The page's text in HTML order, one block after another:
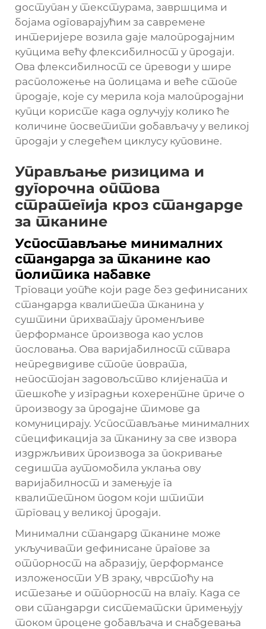
доступан у текстурама, завршцима и
бојама одговарајућим за савремене
интеријере возила даје малопродајним
купцима већу флексибилност у продаји.
Ова флексибилност се преводи у шире
расположење на полицама и веће стопе
продаје, које су мерила која малопродајни
купци користе када одлучују колико ће
количине посветити добављачу у великој
продаји у следећем циклусу куповине.
Управљање ризицима и
дугорочна оптова
стратегија кроз стандарде
за тканине
Успостављање минималних
стандарда за тканине као
политика набавке
Трговаци уопће који раде без дефинисаних
стандарда квалитета тканина у
суштини прихватају променљиве
перформансе производа као услов
пословања. Ова варијабилност ствара
непредвидиве стопе поврата,
непостојан задовољство клијената и
тешкоће у изградњи кохерентне приче о
производу за продајне тимове да
комуницирају. Успостављање минималних
спецификација за тканину за све извора
издржљивих производа за покривање
седишта аутомобила уклања ову
варијабилност и замењује га
квалитетном подом који штити
трговац у великој продаји.
Минимални стандард тканине може
укључивати дефинисане прагове за
отпорност на абразију, перформансе
изложености УВ зраку, чврстоћу на
истезање и отпорност на влагу. Када се
ови стандарди систематски примењују
током процене добављача и снабдевања